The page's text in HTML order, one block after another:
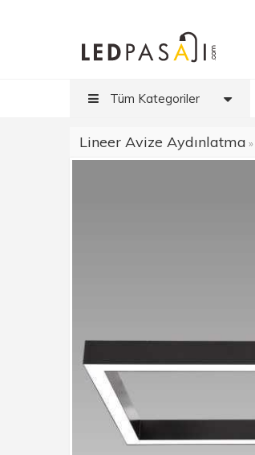
Tüm Kategoriler
Lineer Avize Aydınlatma »